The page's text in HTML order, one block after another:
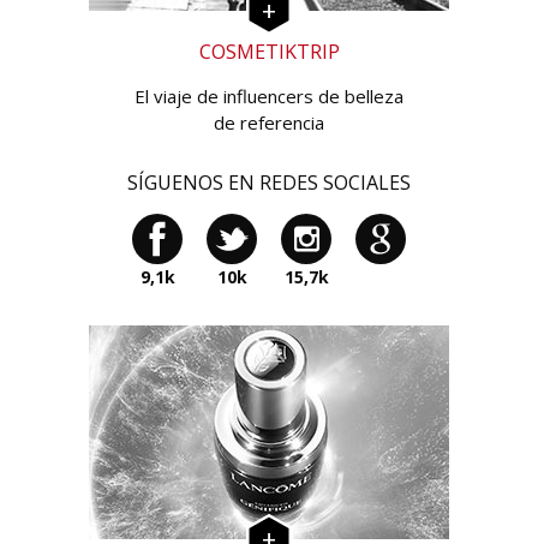
COSMETIKTRIP
El viaje de influencers de belleza
de referencia
SÍGUENOS EN REDES SOCIALES
9,1k 10k 15,7k